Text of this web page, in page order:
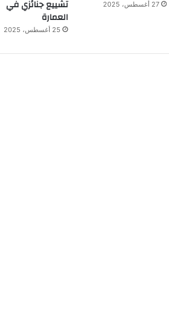
27 أغسطس، 2025
تشييع جنائزي في
العمارة
25 أغسطس، 2025